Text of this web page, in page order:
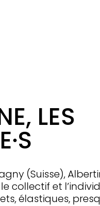
LES
(Suisse),
collectif et
élastiques,